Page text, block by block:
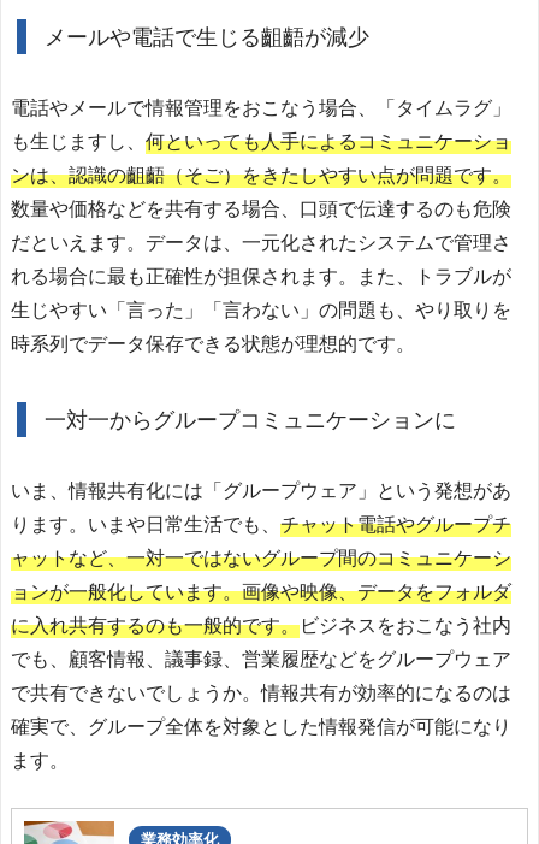
メールや電話で生じる齟齬が減少
電話やメールで情報管理をおこなう場合、「タイムラグ」
も生じますし、 何といっても人手によるコミュニケーショ
ンは、認識の齟齬（そご）をきたしやすい点が問題です。
数量や価格などを共有する場合、口頭で伝達するのも危険
だといえます。データは、一元化されたシステムで管理さ
れる場合に最も正確性が担保されます。また、トラブルが
生じやすい「言った」「言わない」の問題も、やり取りを
時系列でデータ保存できる状態が理想的です。
一対一からグループコミュニケーションに
いま、情報共有化には「グループウェア」という発想があ
ります。いまや日常生活でも、 チャット電話やグループチ
ャットなど、一対一ではないグループ間のコミュニケーシ
ョンが一般化しています。画像や映像、データをフォルダ
に入れ共有するのも一般的です。ビジネスをおこなう社内
でも、顧客情報、議事録、営業履歴などをグループウェア
で共有できないでしょうか。情報共有が効率的になるのは
確実で、グループ全体を対象とした情報発信が可能になり
ます。
業務効率化